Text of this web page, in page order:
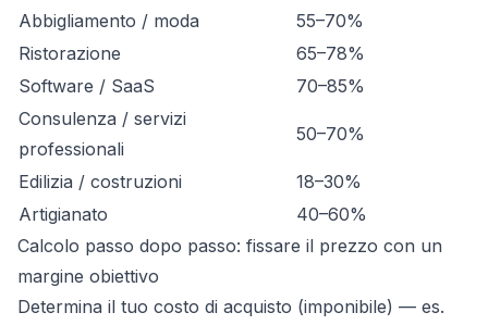
Abbigliamento / moda
55–70%
Ristorazione
65–78%
Software / SaaS
70–85%
Consulenza / servizi
professionali
50–70%
Edilizia / costruzioni
18–30%
Artigianato
40–60%
Calcolo passo dopo passo: fissare il prezzo con un
margine obiettivo
Determina il tuo costo di acquisto (imponibile) — es.